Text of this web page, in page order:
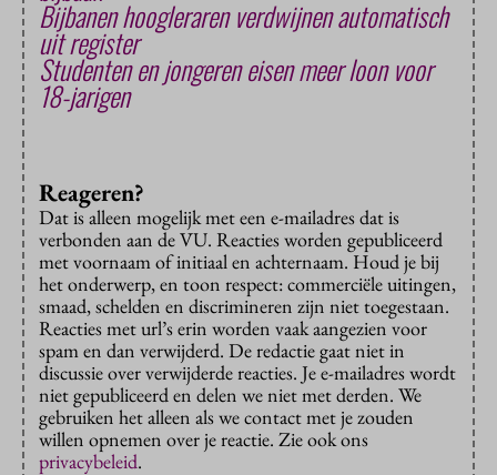
Bijbanen hoogleraren verdwijnen automatisch
uit register
Studenten en jongeren eisen meer loon voor
18-jarigen
Reageren?
Dat is alleen mogelijk met een e-mailadres dat is
verbonden aan de VU. Reacties worden gepubliceerd
met voornaam of initiaal en achternaam. Houd je bij
het onderwerp, en toon respect: commerciële uitingen,
smaad, schelden en discrimineren zijn niet toegestaan.
Reacties met url’s erin worden vaak aangezien voor
spam en dan verwijderd. De redactie gaat niet in
discussie over verwijderde reacties. Je e-mailadres wordt
niet gepubliceerd en delen we niet met derden. We
gebruiken het alleen als we contact met je zouden
willen opnemen over je reactie. Zie ook ons
privacybeleid.